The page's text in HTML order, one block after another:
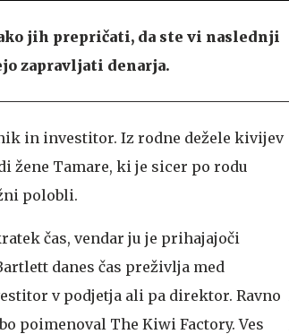
jih prepričati, da ste vi naslednji
zapravljati denarja.
in investitor. Iz rodne dežele kivijev
žene Tamare, ki je sicer po rodu
polobli.
čas, vendar ju je prihajajoči
danes čas preživlja med
v podjetja ali pa direktor. Ravno
poimenoval The Kiwi Factory. Ves